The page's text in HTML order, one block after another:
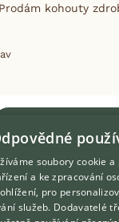
kohouty
soubory cookie
a ke zpracování
pro
služeb. Dodavatelé